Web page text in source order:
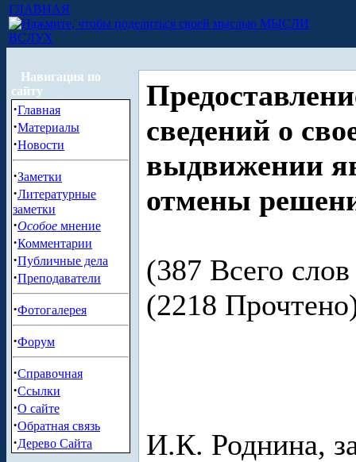
ГЛАВНАЯ
МЫСЛИ
ВСЛУХ
Навигация по
сайту
·Главная
·Материалы
·Новости
·Заметки
·Литературные
заметки
·Особое мнение
·Комментарии
·Публичные дела
·Преподаватели
·Фотогалерея
·Форум
·Справочная
·Ссылки
·О сайте
·Обратная связь
·Дерево Сайта
сведений о
выдвижении
отмены
(387 Всего
(2218
И.К. Роднина,